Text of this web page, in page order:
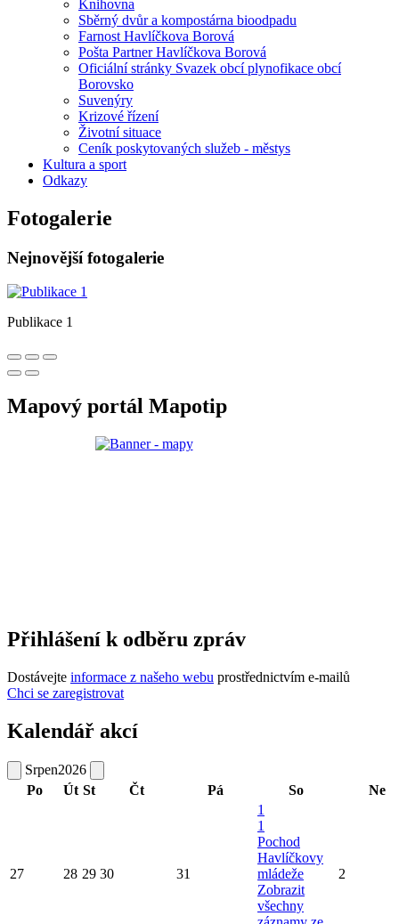
Knihovna
Sběrný dvůr a kompostárna bioodpadu
Farnost Havlíčkova Borová
Pošta Partner Havlíčkova Borová
Oficiální stránky Svazek obcí plynofikace obcí
Borovsko
Suvenýry
Krizové řízení
Životní situace
Ceník poskytovaných služeb - městys
Kultura a sport
Odkazy
Fotogalerie
Nejnovější fotogalerie
Publikace 1
Mapový portál Mapotip
Přihlášení k odběru zpráv
Dostávejte informace z našeho webu prostřednictvím e-mailů
Chci se zaregistrovat
Kalendář akcí
Srpen2026
Po
Út St Čt Pá So Ne
27 28 29 30 31
1
1
Pochod
Havlíčkovy
mládeže
Zobrazit
všechny
2